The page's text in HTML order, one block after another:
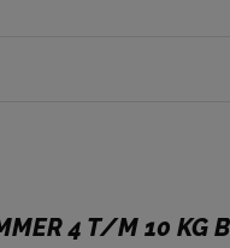
4 T/M 10 KG